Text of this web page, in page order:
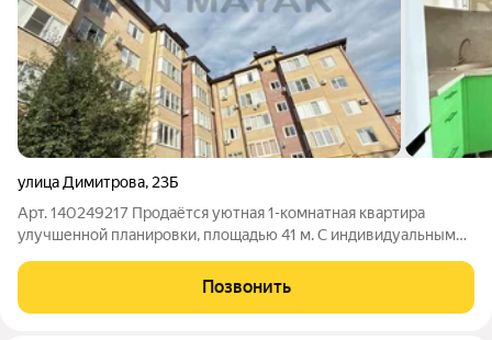
улица Димитрова, 23Б
Арт. 140249217 Продаётся уютная 1-комнатная квартира
улучшенной планировки, площадью 41 м. С индивидуальным
стены и спокойный район с развитой инфраструктурой. - 3
этаж из 5. Удобно для жизни: не
Позвонить